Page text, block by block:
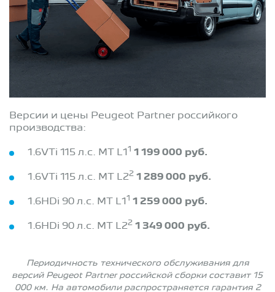
Версии и цены Peugeot Partner российкого
производства:
1.6VTi 115 л.с. MT L1 1 1 199 000 руб.
1.6VTi 115 л.с. MT L22 1 289 000 руб.
1.6HDi 90 л.с. MT L1 1 1 259 000 руб.
1.6HDi 90 л.с. MT L22 1 349 000 руб.
Периодичность технического обслуживания для
версий Peugeot Partner российской сборки составит 15
000 км. На автомобили распространяется гарантия 2